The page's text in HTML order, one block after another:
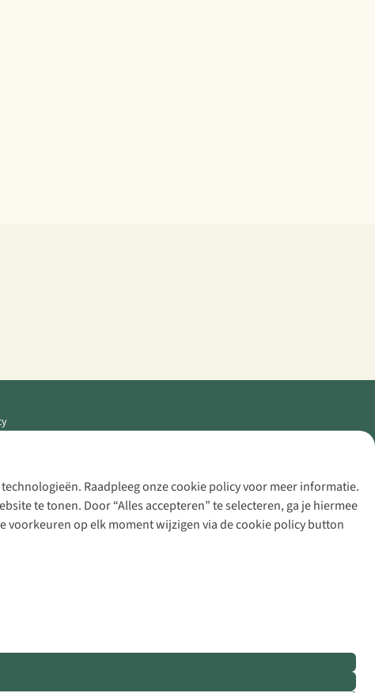
Raadpleeg onze cookie policy voor meer informatie.
te tonen. Door “Alles accepteren” te selecteren, ga je hiermee
voorkeuren op elk moment wijzigen via de cookie policy button